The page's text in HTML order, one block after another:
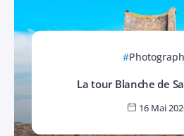
La tour Blanche de
16 Mai